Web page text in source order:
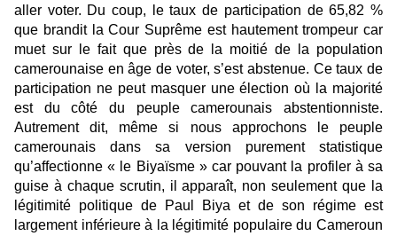
aller voter. Du coup, le taux de participation de 65,82 %
que brandit la Cour Suprême est hautement trompeur car
muet sur le fait que près de la moitié de la population
camerounaise en âge de voter, s’est abstenue. Ce taux de
participation ne peut masquer une élection où la majorité
est du côté du peuple camerounais abstentionniste.
Autrement dit, même si nous approchons le peuple
camerounais dans sa version purement statistique
qu’affectionne « le Biyaïsme » car pouvant la profiler à sa
guise à chaque scrutin, il apparaît, non seulement que la
légitimité politique de Paul Biya et de son régime est
largement inférieure à la légitimité populaire du Cameroun